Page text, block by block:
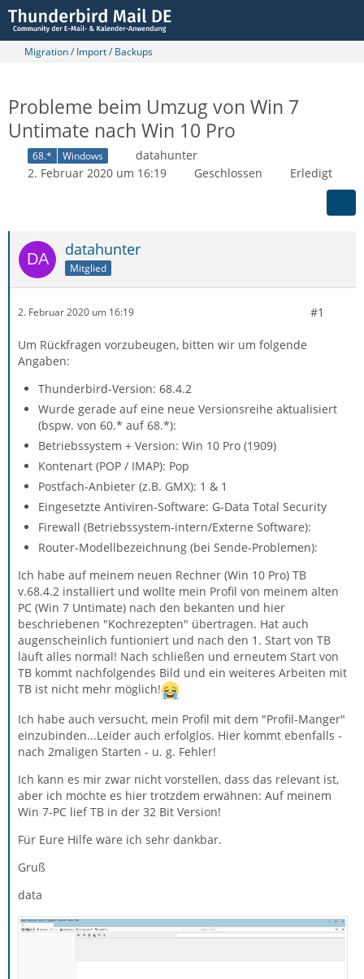
Migration / Import / Backups
Probleme beim Umzug von Win 7
Untimate nach Win 10 Pro
68.* Windows
datahunter
2. Februar 2020 um 16:19
Geschlossen Erledigt
datahunter
Mitglied
2. Februar 2020 um 16:19 #1
Um Rückfragen vorzubeugen, bitten wir um folgende
Angaben:
Thunderbird-Version: 68.4.2
Wurde gerade auf eine neue Versionsreihe aktualisiert
(bspw. von 60.* auf 68.*):
Betriebssystem + Version: Win 10 Pro (1909)
Kontenart (POP / IMAP): Pop
Postfach-Anbieter (z.B. GMX): 1 & 1
Eingesetzte Antiviren-Software: G-Data Total Security
Firewall (Betriebssystem-intern/Externe Software):
Router-Modellbezeichnung (bei Sende-Problemen):
Ich habe auf meinem neuen Rechner (Win 10 Pro) TB
v.68.4.2 installiert und wollte mein Profil von meinem alten
PC (Win 7 Untimate) nach den bekanten und hier
beschriebenen "Kochrezepten" übertragen. Hat auch
augenscheinlich funtioniert und nach den 1. Start von TB
läuft alles normal! Nach schließen und erneutem Start von
TB kommt nachfolgendes Bild und ein weiteres Arbeiten mit
TB ist nicht mehr möglich!
Ich habe auch versucht, mein Profil mit dem "Profil-Manger"
einzubinden...Leider auch erfolglos. Hier kommt ebenfalls -
nach 2maligen Starten - u. g. Fehler!
Ich kann es mir zwar nicht vorstellen, dass das relevant ist,
aber ich möchte es hier trotzdem erwähnen: Auf meinem
Win 7-PC lief TB in der 32 Bit Version!
Für Eure Hilfe wäre ich sehr dankbar.
Gruß
data